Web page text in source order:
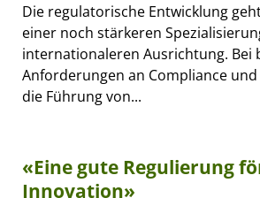
Die regulatorische Entwicklung
einer noch stärkeren
internationaleren Ausrichtung. Bei
Anforderungen an Compliance und
die Führung von...
«Eine gute Regulierung
Innovation»